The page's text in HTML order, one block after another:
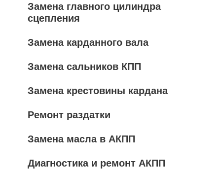
Замена главного цилиндра
сцепления
Замена карданного вала
Замена сальников КПП
Замена крестовины кардана
Ремонт раздатки
Замена масла в АКПП
Диагностика и ремонт АКПП